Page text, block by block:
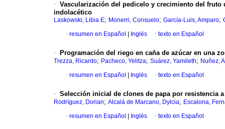
· Vascularización del pedicelo y crecimiento del fruto
indolacético
Laskowski, Libia E; Monerri, Consuelo; García-Luis, Amparo;
· resumen en Español Inglés · texto en Español
· Programación del riego en caña de azúcar en una
Trezza, Ricardo; Pacheco, Yelitza; Suárez, Yamileth; Nuñez,
· resumen en Español Inglés · texto en Español
· Selección inicial de clones de papa por resistencia
Rodríguez, Dorian; Alcalá de Marcano, Dylcia; Escalona,
· resumen en Español Inglés · texto en Español